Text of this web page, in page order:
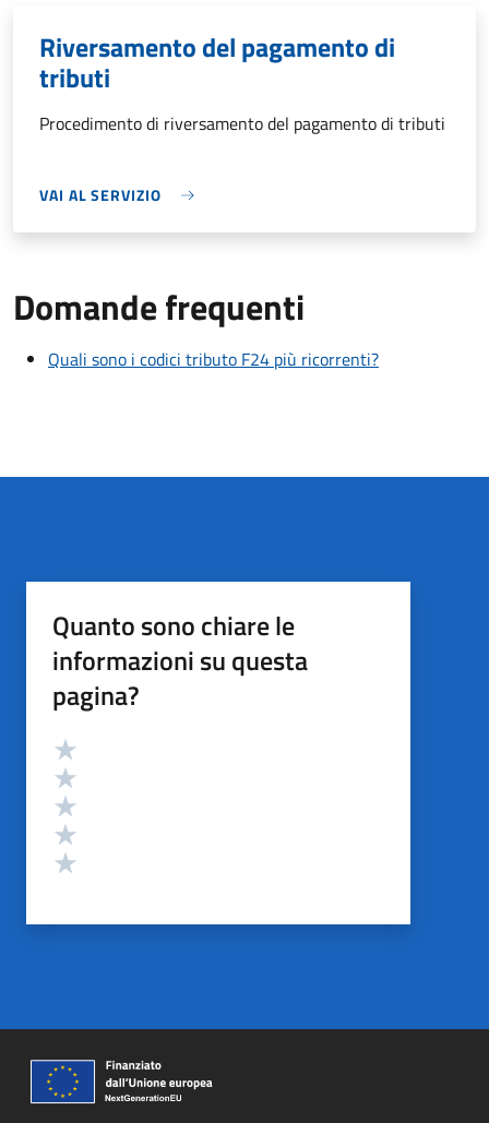
Riversamento del pagamento di
tributi
Procedimento di riversamento del pagamento di tributi
VAI AL SERVIZIO
Domande frequenti
Quali sono i codici tributo F24 più ricorrenti?
Quanto sono chiare le
informazioni su questa
pagina?
Valutazione